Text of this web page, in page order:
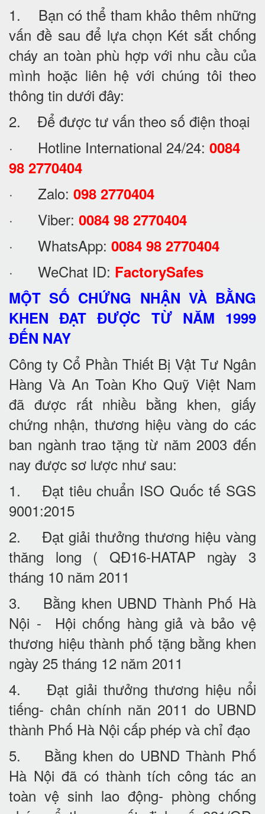
1. Bạn có thể tham khảo thêm những
vấn đề sau để lựa chọn Két sắt chống
cháy an toàn phù hợp với nhu cầu của
mình hoặc liên hệ với chúng tôi theo
thông tin dưới đây:
2. Để được tư vấn theo số điện thoại
· Hotline International 24/24: 0084
98 2770404
· Zalo: 098 2770404
· Viber: 0084 98 2770404
· WhatsApp: 0084 98 2770404
· WeChat ID: FactorySafes
MỘT SỐ CHỨNG NHẬN VÀ BẰNG
KHEN ĐẠT ĐƯỢC TỪ NĂM 1999
ĐẾN NAY
Công ty Cổ Phần Thiết Bị Vật Tư Ngân
Hàng Và An Toàn Kho Quỹ Việt Nam
đã được rất nhiều bằng khen, giấy
chứng nhận, thương hiệu vàng do các
ban ngành trao tặng từ năm 2003 đến
nay được sơ lược như sau:
1. Đạt tiêu chuẩn ISO Quốc tế SGS
9001:2015
2. Đạt giải thưởng thương hiệu vàng
thăng long ( QĐ16-HATAP ngày 3
tháng 10 năm 2011
3. Bằng khen UBND Thành Phố Hà
Nội - Hội chống hàng giả và bảo vệ
thương hiệu thành phố tặng bằng khen
ngày 25 tháng 12 năm 2011
4. Đạt giải thưởng thương hiệu nổi
tiếng- chân chính năn 2011 do UBND
thành Phố Hà Nội cấp phép và chỉ đạo
5. Bằng khen do UBND Thành Phố
Hà Nội đã có thành tích công tác an
toàn vệ sinh lao động- phòng chống